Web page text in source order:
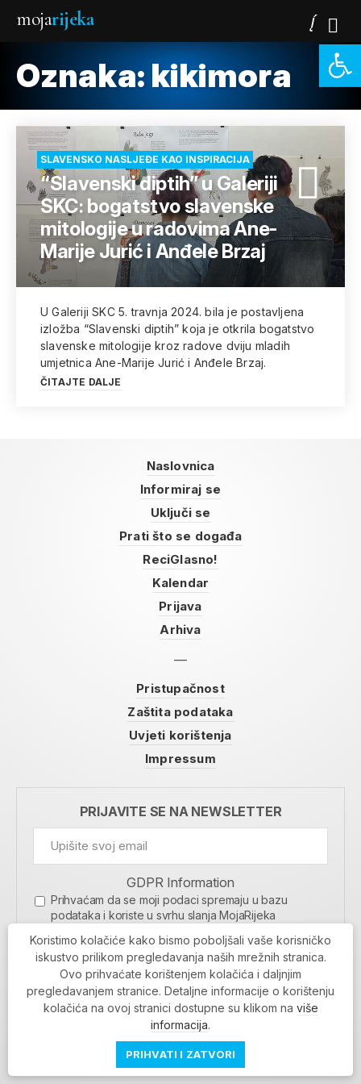
mojarijeka
Oznaka: kikimora
SLAVENSKO NASLJEĐE KAO INSPIRACIJA
“Slavenski diptih” u Galeriji
SKC: bogatstvo slavenske
mitologije u radovima Ane-
Marije Jurić i Anđele Brzaj
U Galeriji SKC 5. travnja 2024. bila je postavljena
izložba “Slavenski diptih” koja je otkrila bogatstvo
slavenske mitologije kroz radove dviju mladih
umjetnica Ane-Marije Jurić i Anđele Brzaj.
ČITAJTE DALJE
Naslovnica
Informiraj se
Uključi se
Prati što se događa
ReciGlasno!
Kalendar
Prijava
Arhiva
Pristupačnost
Zaštita podataka
Uvjeti korištenja
Impressum
PRIJAVITE SE NA NEWSLETTER
GDPR Information
Prihvaćam da se moji podaci spremaju u bazu
podataka i koriste u svrhu slanja MojaRijeka
MOJARIJEKA NEWSLETTER
PRIJAVI SE
Povratak na vrh
Koristimo kolačiće kako bismo poboljšali vaše korisničko
iskustvo prilikom pregledavanja naših mrežnih stranica.
Ovo prihvaćate korištenjem kolačića i daljnjim
pregledavanjem stranice. Detaljne informacije o korištenju
kolačića na ovoj stranici dostupne su klikom na više
informacija.
PRIHVATI I ZATVORI